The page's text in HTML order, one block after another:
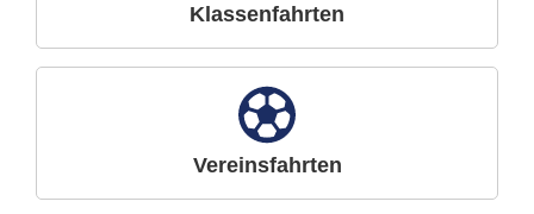
Klassenfahrten
Vereinsfahrten